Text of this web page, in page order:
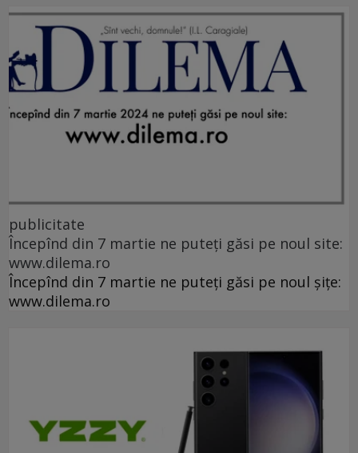
publicitate
Începînd din 7 martie ne puteți găsi pe noul site:
www.dilema.ro
Începînd din 7 martie ne puteți găsi pe noul șițe:
www.dilema.ro